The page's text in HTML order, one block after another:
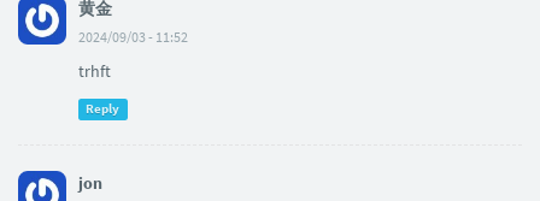
黄金
2024/09/03 - 11:52
trhft
Reply
jon